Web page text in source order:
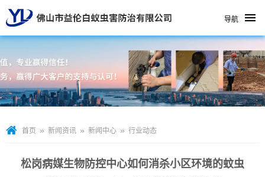
导航
首页 » 新闻资讯 » 新闻中心 » 行业动态
松岗病媒生物防控中心如何消杀小区环境的蚊虫